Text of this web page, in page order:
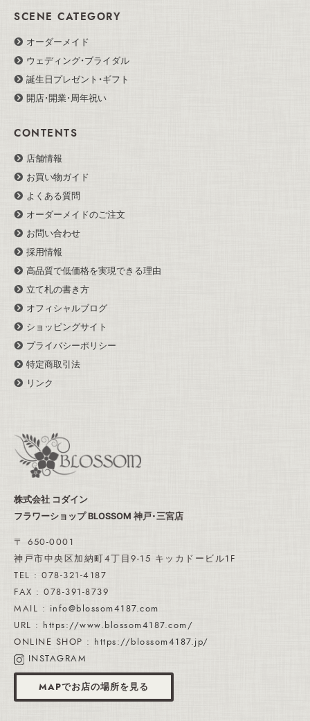
SCENE CATEGORY
オーダーメイド
ウェディング・ブライダル
誕生日プレゼント・ギフト
開店・開業・周年祝い
CONTENTS
店舗情報
お買い物ガイド
よくある質問
オーダーメイドのご注文
お問い合わせ
採用情報
高品質で低価格を実現できる理由
立て札の書き方
オフィシャルブログ
ショッピングサイト
プライバシーポリシー
特定商取引法
リンク
株式会社 コダイン
フラワーショップ BLOSSOM 神戸・三宮店
〒 650-0001
神戸市中央区加納町4丁目9-15 キッカドービル1F
TEL : 078-321-4187
FAX : 078-391-8739
MAIL : info@blossom4187.com
URL : https://www.blossom4187.com/
ONLINE SHOP : https://blossom4187.jp/
INSTAGRAM
MAPでお店の場所を見る